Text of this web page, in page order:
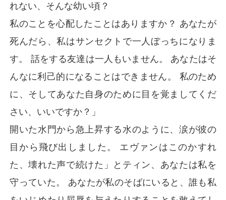
れない、そんな幼い頃？
私のことを心配したことはありますか？ あなたが
死んだら、私はサンセクトで一人ぼっちになりま
す。 話をする友達は一人もいません。 あなたはそ
んなに利己的になることはできません。 私のため
に、そしてあなた自身のために目を覚ましてくだ
さい、いいですか？」
開いた水門から急上昇する水のように、涙が彼の
目から飛び出しました。 エヴァンはこのかすれ
た、壊れた声で続けた」とティン、あなたは私を
守っていた。 あなたが私のそばにいると、誰も私